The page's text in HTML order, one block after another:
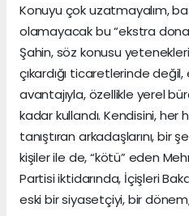
Konuyu çok uzatmayalım,
olamayacak bu “ekstra
Şahin, söz konusu
çıkardığı ticaretlerinde
avantajıyla, özellikle yerel
kadar kullandı. Kendisini, her
tanıştıran arkadaşlarını, bir
kişiler ile de, “kötü” eden
Partisi iktidarında, İçişleri
eski bir siyasetçiyi, bir